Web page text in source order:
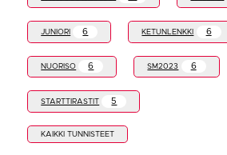
JUNIORI 6 KETUNLENKKI 6
NUORISO 6 SM2023 6
STARTTIRASTIT 5
KAIKKI TUNNISTEET